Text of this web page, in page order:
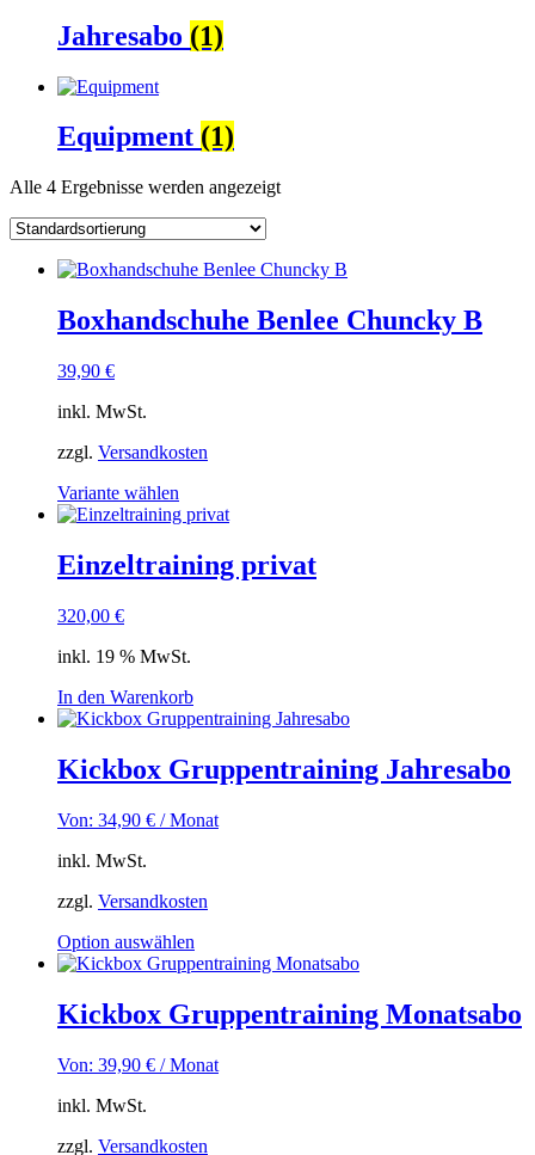
Jahresabo (1)
Equipment (1)
Alle 4 Ergebnisse werden angezeigt
Boxhandschuhe Benlee Chuncky B
39,90 €
inkl. MwSt.
zzgl. Versandkosten
Variante wählen
Produkt
mehrere
Varianten
können
der
Produktseite
werden
Einzeltraining privat
320,00 €
inkl. 19 % MwSt.
In den Warenkorb
Kickbox Gruppentraining Jahresabo
Von: 34,90 € / Monat
inkl. MwSt.
zzgl. Versandkosten
Option auswählen
Produkt
Varianten
Die
Kickbox Gruppentraining Monatsabo
Von: 39,90 € / Monat
inkl. MwSt.
zzgl. Versandkosten